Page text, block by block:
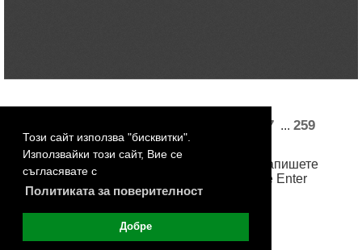
Този сайт използва "бисквитки".
Използвайки този сайт, Вие се
съгласявате с
Политиката за поверителност
Добре
27 ... 259
260 261 262
За достъп до произволна страница, запишете
номера й в бялото поле и натиснете Enter